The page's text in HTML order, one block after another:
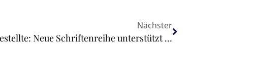
Nächster
Ausbildung für Steuerfachangestellte: Neue Schriftenreihe unterstützt die Kanzleipraxis